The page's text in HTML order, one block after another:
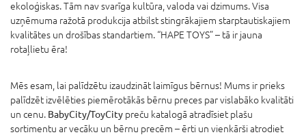
ekoloģiskas. Tām nav svarīga kultūra, valoda vai dzimums. Visa
uzņēmuma ražotā produkcija atbilst stingrākajiem starptautiskajiem
kvalitātes un drošības standartiem. “HAPE TOYS” – tā ir jauna
rotaļlietu ēra!
Mēs esam, lai palīdzētu izaudzināt laimīgus bērnus! Mums ir prieks
palīdzēt izvēlēties piemērotākās bērnu preces par vislabāko kvalitāti
un cenu. BabyCity/ToyCity preču katalogā atradīsiet plašu
sortimentu ar vecāku un bērnu precēm – ērti un vienkārši atrodiet